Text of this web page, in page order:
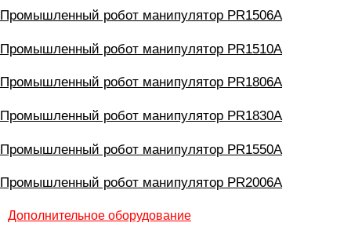
Промышленный робот манипулятор PR1506A
Промышленный робот манипулятор PR1510A
Промышленный робот манипулятор PR1806A
Промышленный робот манипулятор PR1830A
Промышленный робот манипулятор PR1550A
Промышленный робот манипулятор PR2006A
Дополнительное оборудование